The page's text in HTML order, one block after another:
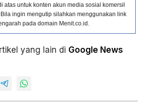
atas untuk konten akun media sosial komersil
ingin mengutip silahkan menggunakan link
pada domain Menit.co.id.
yang lain di Google News